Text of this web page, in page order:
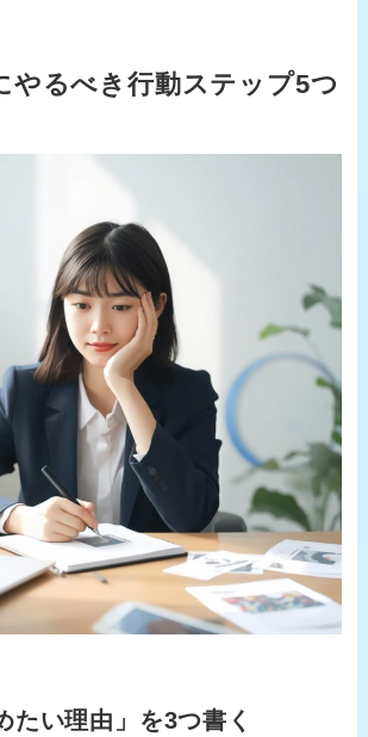
やるべき行動ステップ5つ
たい理由」を3つ書く